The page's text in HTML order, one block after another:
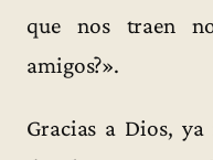
que nos traen
amigos?».
Gracias a Dios,